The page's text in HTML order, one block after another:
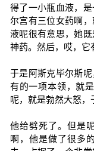
得了一小瓶血液，
尔宫有三位女药啊
液呢很有意思，她
神药。然后，哎，它
于是阿斯克毕尔斯
有的一项本领，就
呢，就是勃然大怒，
他给劈死了。但是
啊，他是做了很多